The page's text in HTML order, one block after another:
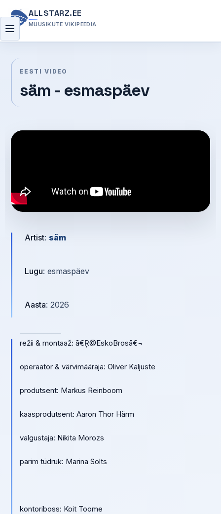
ALLSTARZ.EE
MUUSIKUTE VIKIPEEDIA
Menüü
EESTI VIDEO
säm - esmaspäev
Artist: säm
Lugu: esmaspäev
Aasta: 2026
režii & montaaž: ā€Ŗ@EskoBrosā€¬
operaator & värvimääraja: Oliver Kaljuste
produtsent: Markus Reinboom
kaasprodutsent: Aaron Thor Härm
valgustaja: Nikita Morozs
parim tüdruk: Marina Solts
kontoriboss: Koit Toome